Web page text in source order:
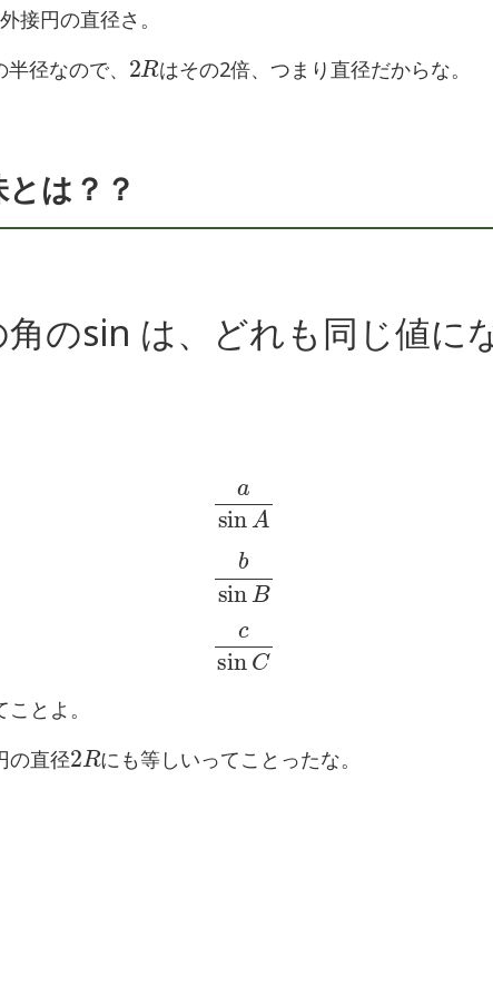
接円の直径さ。
径なので、
2 R
はその2倍、つまり直径だからな。
は？？
のsin は、どれも同じ値に
sin
sin
sin
とよ。
の直径
2 R
にも等しいってことったな。